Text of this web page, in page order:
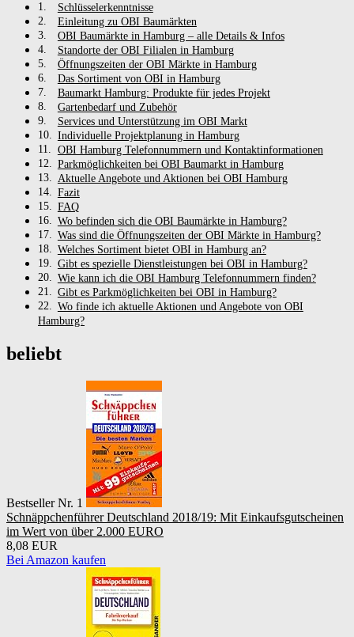
Schlüsselerkenntnisse
Einleitung zu OBI Baumärkten
OBI Baumärkte in Hamburg – alle Details & Infos
Standorte der OBI Filialen in Hamburg
Öffnungszeiten der OBI Märkte in Hamburg
Das Sortiment von OBI in Hamburg
Baumarkt Hamburg: Produkte für jedes Projekt
Gartenbedarf und Zubehör
Services und Unterstützung im OBI Markt
Individuelle Projektplanung in Hamburg
OBI Hamburg Telefonnummern und Kontaktinformationen
Parkmöglichkeiten bei OBI Baumarkt in Hamburg
Aktuelle Angebote und Aktionen bei OBI Hamburg
Fazit
FAQ
Wo befinden sich die OBI Baumärkte in Hamburg?
Was sind die Öffnungszeiten der OBI Märkte in Hamburg?
Welches Sortiment bietet OBI in Hamburg an?
Gibt es spezielle Dienstleistungen bei OBI in Hamburg?
Wie kann ich die OBI Hamburg Telefonnummern finden?
Gibt es Parkmöglichkeiten bei OBI in Hamburg?
Wo finde ich aktuelle Aktionen und Angebote von OBI
Hamburg?
beliebt
Bestseller Nr. 1
Schnäppchenführer Deutschland 2018/19: Mit Einkaufsgutscheinen
im Wert von über 2.000 EURO
8,08 EUR
Bei Amazon kaufen